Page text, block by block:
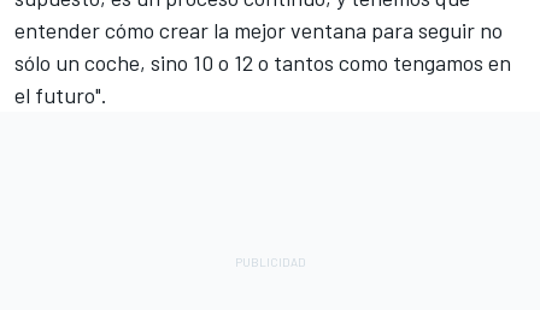
entender cómo crear la mejor ventana para seguir no
sólo un coche, sino 10 o 12 o tantos como tengamos en
el futuro".